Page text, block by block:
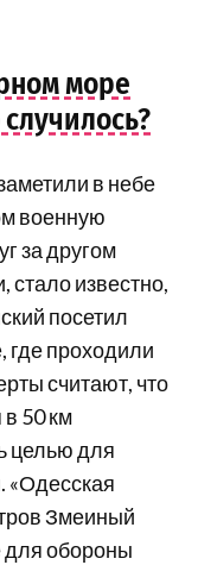
море
в небе
военную
за другом
стало известно,
посетил
проходили
считают, что
в 50 км
целью для
«Одесская
Змеиный
для обороны